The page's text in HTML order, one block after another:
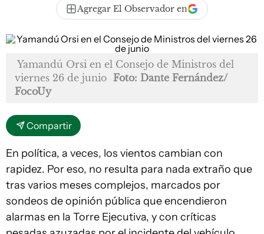
Agregar El Observador en
Yamandú Orsi en el Consejo de Ministros del
viernes 26 de junio Foto: Dante Fernández/
FocoUy
Compartir
En política, a veces, los vientos cambian con
rapidez. Por eso, no resulta para nada extraño que
tras varios meses complejos, marcados por
sondeos de opinión pública que encendieron
alarmas en la Torre Ejecutiva, y con críticas